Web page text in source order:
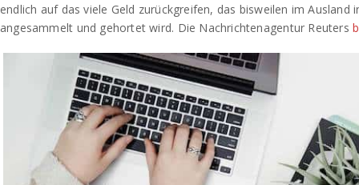
endlich auf das viele Geld zurückgreifen, das bisweilen im Ausland
angesammelt und gehortet wird. Die Nachrichtenagentur Reuters